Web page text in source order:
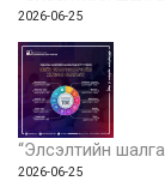
2026-06-25
“Элсэлтийн
2026-06-25